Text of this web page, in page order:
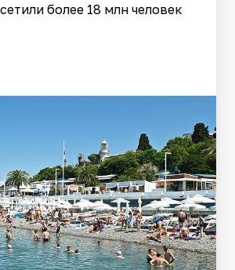
более 18 млн человек